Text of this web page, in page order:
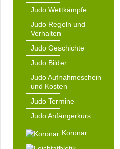
Judo Wettkämpfe
Judo Regeln und
Verhalten
Judo Geschichte
Judo Bilder
Judo Aufnahmeschein
und Kosten
Judo Termine
Judo Anfängerkurs
Koronar